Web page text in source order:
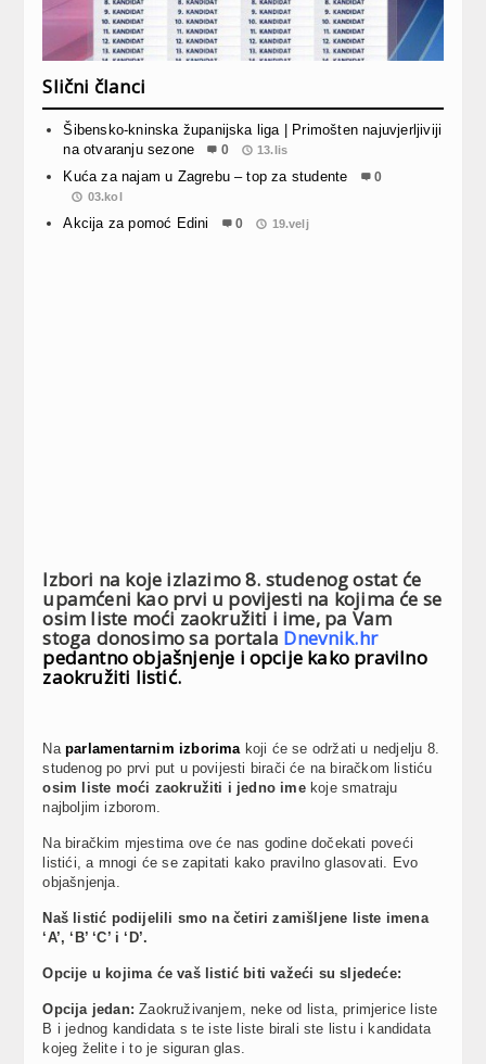
Slični članci
Šibensko-kninska županijska liga | Primošten najuvjerljiviji
na otvaranju sezone
0 13.lis
Kuća za najam u Zagrebu – top za studente 0
03.kol
Akcija za pomoć Edini 0 19.velj
Izbori na koje izlazimo 8. studenog ostat će
upamćeni kao prvi u povijesti na kojima će se
osim liste moći zaokružiti i ime, pa Vam
stoga donosimo sa portala Dnevnik.hr
pedantno objašnjenje i opcije kako pravilno
zaokružiti listić.
Na parlamentarnim izborima koji će se održati u nedjelju 8.
studenog po prvi put u povijesti birači će na biračkom listiću
osim liste moći zaokružiti i jedno imekoje smatraju
najboljim izborom.
Na biračkim mjestima ove će nas godine dočekati poveći
listići, a mnogi će se zapitati kako pravilno glasovati. Evo
objašnjenja.
Naš listić podijelili smo na četiri zamišljene liste imena
‘A’, ‘B’ ‘C’ i ‘D’.
Opcije u kojima će vaš listić biti važeći su sljedeće:
Opcija jedan: Zaokruživanjem, neke od lista, primjerice liste
B i jednog kandidata s te iste liste birali ste listu i kandidata
kojeg želite i to je siguran glas.